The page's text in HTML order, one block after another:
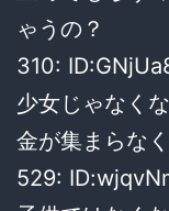
ゃうの？
310:
少女じゃなく
金が集まらな
529: